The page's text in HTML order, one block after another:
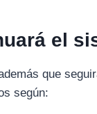
el
que
según: